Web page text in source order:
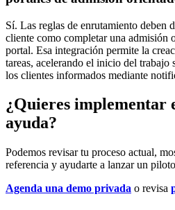
Sí. Las reglas de enrutamiento deben
cliente como completar una admisión
portal. Esa integración permite la
tareas, acelerando el inicio del trabajo
los clientes informados mediante
¿Quieres implementar
ayuda?
Podemos revisar tu proceso actual,
referencia y ayudarte a lanzar un
Agenda una demo privada o revisa